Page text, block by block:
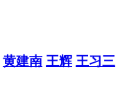
黄建南 王辉 王习三